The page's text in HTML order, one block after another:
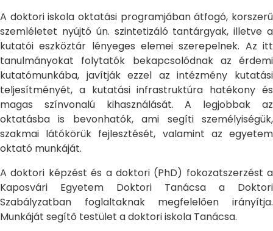
A doktori iskola oktatási programjában átfogó, korszerű
szemléletet nyújtó ún. szintetizáló tantárgyak, illetve a
kutatói eszköztár lényeges elemei szerepelnek. Az itt
tanulmányokat folytatók bekapcsolódnak az érdemi
kutatómunkába, javítják ezzel az intézmény kutatási
teljesítményét, a kutatási infrastruktúra hatékony és
magas színvonalú kihasználását. A legjobbak az
oktatásba is bevonhatók, ami segíti személyiségük,
szakmai látókörük fejlesztését, valamint az egyetem
oktató munkáját.
A doktori képzést és a doktori (PhD) fokozatszerzést a
Kaposvári Egyetem Doktori Tanácsa a Doktori
Szabályzatban foglaltaknak megfelelően irányítja.
Munkáját segítő testület a doktori iskola Tanácsa.